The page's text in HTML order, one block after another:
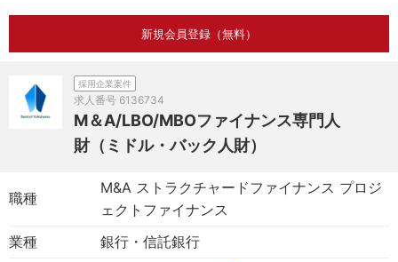
新規会員登録（無料）
採用企業案件
求人番号 6136734
M＆A/LBO/MBOファイナンス専門人
財（ミドル・バック人財）
職種
M&A ストラクチャードファイナンス プロジ
ェクトファイナンス
業種
銀行・信託銀行